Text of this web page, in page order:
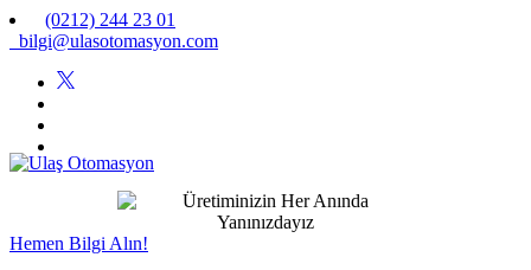
(0212) 244 23 01
bilgi@ulasotomasyon.com
Hemen Bilgi Alın!